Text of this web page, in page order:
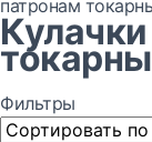
патронам
Фильтры